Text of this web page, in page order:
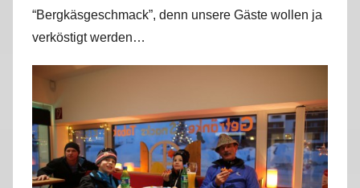
“Bergkäsgeschmack”, denn unsere Gäste wollen ja
verköstigt werden…